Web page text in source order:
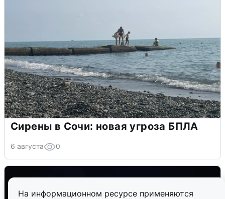
На информационном ресурсе применяются
Сирены в Сочи: новая угроза БПЛА
6 августа 0